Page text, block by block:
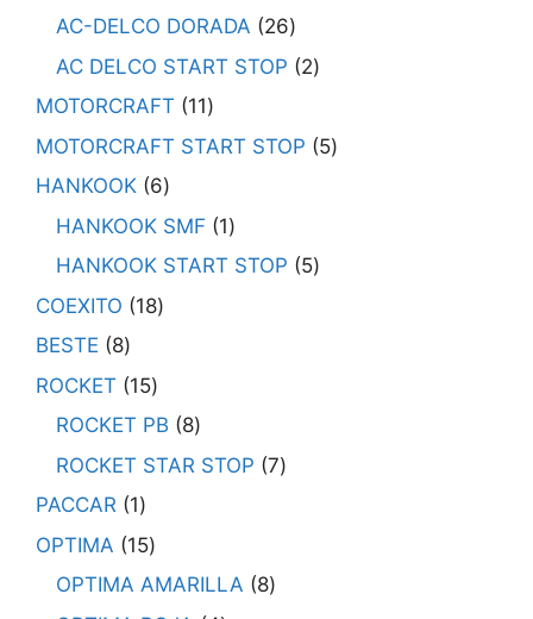
AC-DELCO DORADA
26
AC DELCO START STOP
2
MOTORCRAFT
11
MOTORCRAFT START STOP
5
HANKOOK 6
HANKOOK SMF
1
HANKOOK START STOP
5
COEXITO
18
BESTE
8
ROCKET
15
ROCKET PB
8
ROCKET STAR STOP 7
PACCAR 1
OPTIMA
15
OPTIMA AMARILLA
8